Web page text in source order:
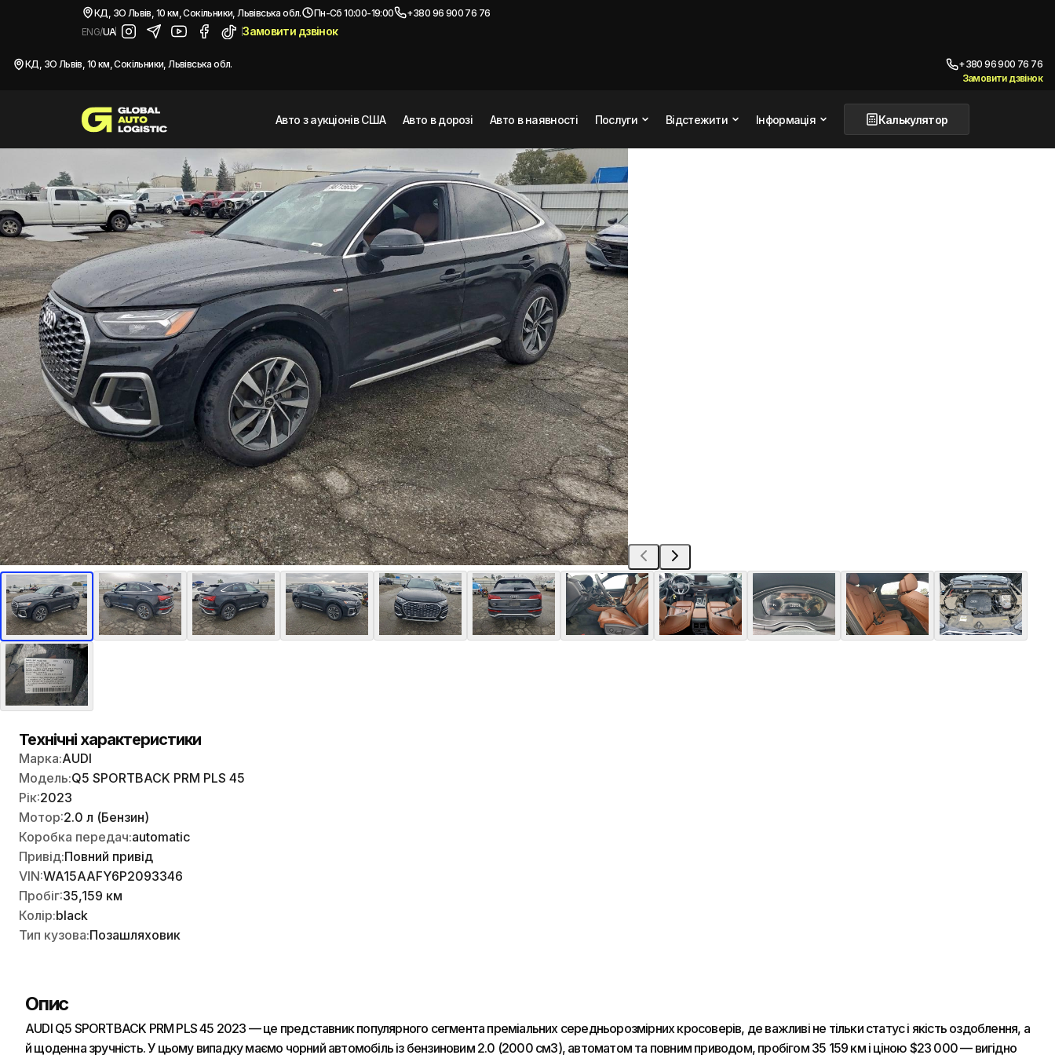
КД, ЗО Львів, 10 км, Сокільники, Львівська обл. Пн-Сб 10:00-19:00
+380 96 900 76 76
ENG/UA Замовити дзвінок
КД, ЗО Львів, 10 км, Сокільники, Львівська обл.
+380 96 900 76 76
Замовити дзвінок
Авто з аукціонів США Авто в дорозі Авто в наявності Послуги Відстежити Інформація Калькулятор
Автомобілі з США/ 2023 AUDI Q5 SPORTBACK PRM PLS 45
КупитиAUDI Q5 SPORTBACK PRM PLS 45
Технічні характеристики
Марка:AUDI
Модель:Q5 SPORTBACK PRM PLS 45
Рік:2023
Мотор:2.0 л (Бензин)
Коробка передач:automatic
Привід:Повний привід
VIN:WA15AAFY6P2093346
Пробіг:35,159 км
Колір:black
Тип кузова:Позашляховик
Опис
AUDI Q5 SPORTBACK PRM PLS 45 2023 — це представник популярного сегмента преміальних середньорозмірних кросоверів, де важливі не тільки статус і якість оздоблення, а
й щоденна зручність. У цьому випадку маємо чорний автомобіль із бензиновим 2.0 (2000 см3), автоматом та повним приводом, пробігом 35 159 км і ціною $23 000 — вигідно